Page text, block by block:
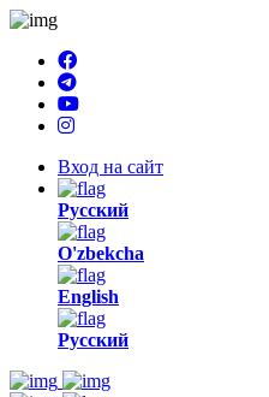
Вход на сайт
Русский
O'zbekcha
English
Русский